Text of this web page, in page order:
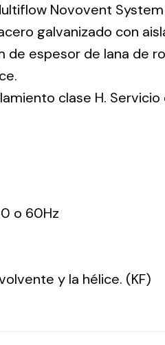
Novovent System
galvanizado con
de espesor de lana de
clase H.
o 60Hz
y la hélice. (KF)